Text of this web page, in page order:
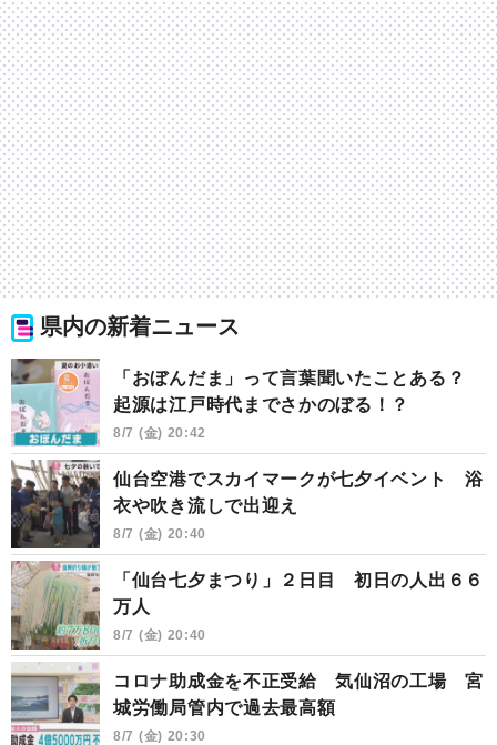
県内の新着ニュース
「おぼんだま」って言葉聞いたことある？
起源は江戸時代までさかのぼる！？
8/7 (金) 20:42
仙台空港でスカイマークが七夕イベント 浴
衣や吹き流しで出迎え
8/7 (金) 20:40
「仙台七夕まつり」２日目 初日の人出６６
万人
8/7 (金) 20:40
コロナ助成金を不正受給 気仙沼の工場 宮
城労働局管内で過去最高額
8/7 (金) 20:30